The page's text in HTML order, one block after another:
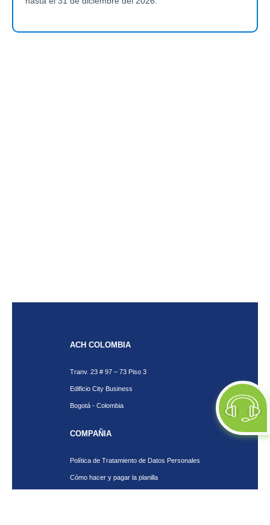
ACH COLOMBIA
Tranv. 23 # 97 – 73 Piso 3
Edificio City Business
Bogotá - Colombia
COMPAÑIA
Política de Tratamiento de Datos Personales
Cómo hacer y pagar la planilla